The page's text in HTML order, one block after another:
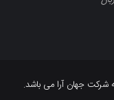
جهان آرا می باشد.